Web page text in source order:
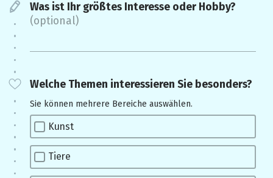
Was ist Ihr größtes Interesse oder Hobby?
(optional)
Welche Themen interessieren Sie besonders?
Sie können mehrere Bereiche auswählen.
Kunst
Tiere